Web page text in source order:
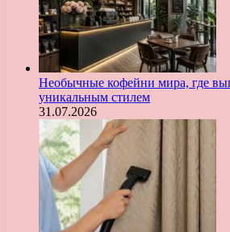
Необычные кофейни мира, где
уникальным стилем
31.07.2026